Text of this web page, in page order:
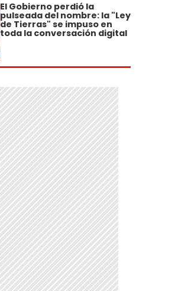
El Gobierno perdió la
pulseada del nombre: la "Ley
de Tierras" se impuso en
toda la conversación digital